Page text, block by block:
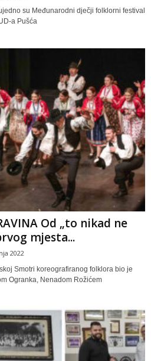
su Međunarodni dječji folklorni festival
a Pušća
Od „to nikad ne
mjesta...
2022
Smotri koreografiranog folklora bio je
Ogranka, Nenadom Rožićem